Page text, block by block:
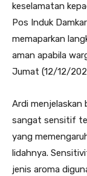
keselamatan
Pos Induk
memaparkan
aman apabila
Jumat (12/12/
Ardi menjelaskan
sangat sensitif
yang
lidahnya.
jenis aroma